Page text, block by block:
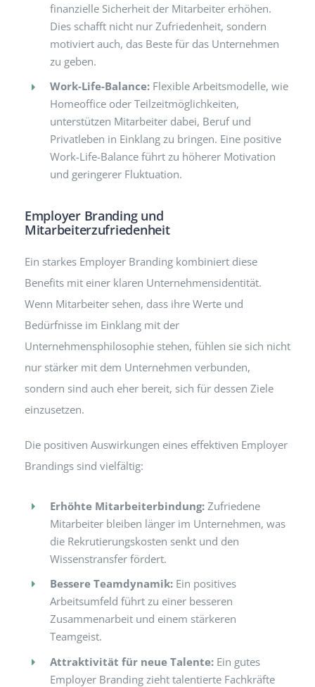
finanzielle Sicherheit der Mitarbeiter erhöhen.
Dies schafft nicht nur Zufriedenheit, sondern
motiviert auch, das Beste für das Unternehmen
zu geben.
Work-Life-Balance:Flexible Arbeitsmodelle, wie
Homeoffice oder Teilzeitmöglichkeiten,
unterstützen Mitarbeiter dabei, Beruf und
Privatleben in Einklang zu bringen. Eine positive
Work-Life-Balance führt zu höherer Motivation
und geringerer Fluktuation.
Employer Branding und
Mitarbeiterzufriedenheit
Ein starkes Employer Branding kombiniert diese
Benefits mit einer klaren Unternehmensidentität.
Wenn Mitarbeiter sehen, dass ihre Werte und
Bedürfnisse im Einklang mit der
Unternehmensphilosophie stehen, fühlen sie sich nicht
nur stärker mit dem Unternehmen verbunden,
sondern sind auch eher bereit, sich für dessen Ziele
einzusetzen.
Die positiven Auswirkungen eines effektiven Employer
Brandings sind vielfältig:
Erhöhte Mitarbeiterbindung:Zufriedene
Mitarbeiter bleiben länger im Unternehmen, was
die Rekrutierungskosten senkt und den
Wissenstransfer fördert.
Bessere Teamdynamik:Ein positives
Arbeitsumfeld führt zu einer besseren
Zusammenarbeit und einem stärkeren
Teamgeist.
Attraktivität für neue Talente:Ein gutes
Employer Branding zieht talentierte Fachkräfte